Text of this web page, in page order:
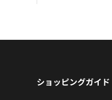
ショッピングガイド